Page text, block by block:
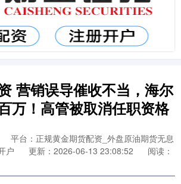
营销误导催收不当，海尔
万！高管被取消任职资格
平台：正规黄金期货配资_外盘原油期货无息
户
更新：2026-06-13 23:08:52
阅读：